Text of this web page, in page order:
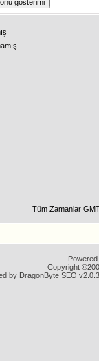
Tüm Zamanlar
Copyright
by DragonByte SEO